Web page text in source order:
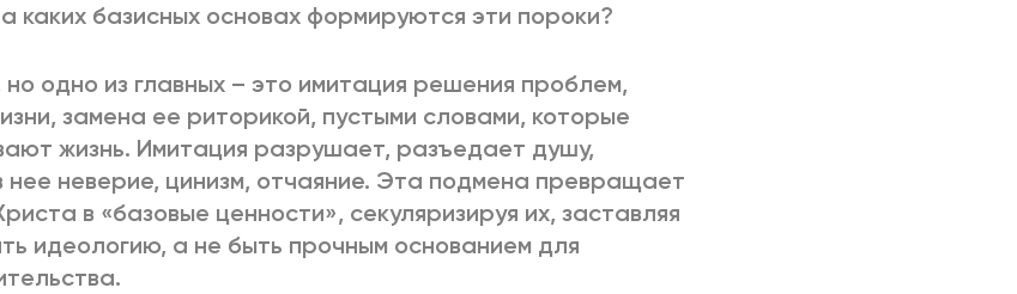
каких базисных основах формируются эти пороки?
одно из главных – это имитация решения проблем,
замена ее риторикой, пустыми словами, которые
жизнь. Имитация разрушает, разъедает душу,
нее неверие, цинизм, отчаяние. Эта подмена превращает
в «базовые ценности», секуляризируя их, заставляя
идеологию, а не быть прочным основанием для